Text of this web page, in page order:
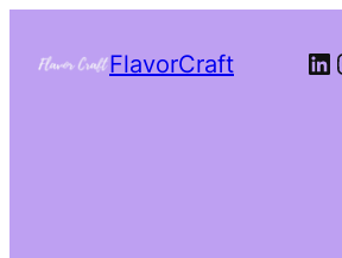
FlavorCraft